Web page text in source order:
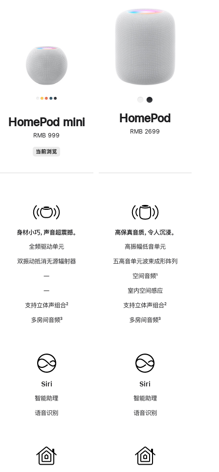
HomePod mini
RMB 999
当前浏览
身材小巧，声音超震撼。
全频驱动单元
双振动抵消无源辐射器
—
—
支持立体声组合脚
²
多房间音频脚
³
Siri
智能助理
语音识别
步
了
解
HomePod<
HomePod
RMB 2699
高保真音质，令人沉浸。
高振幅低音单元
五高音单元波束成形阵列
空间音频脚
¹
室内空间感应
支持立体声组合脚
²
多房间音频脚
³
Siri
智能助理
语音识别